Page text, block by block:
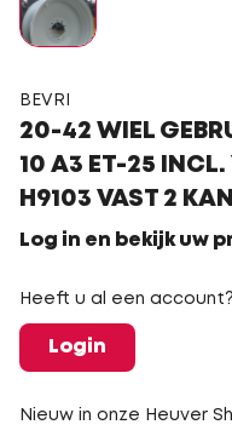
BEVRI
20-42 WIEL
10 A3 ET-25 INCL.
H9103 VAST 2
Log in en bekijk uw
Heeft u al een
Login
Nieuw in onze Heuver